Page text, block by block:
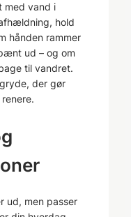
med vand i
hold
hånden rammer
ud – og om
til vandret.
der gør
ud, men passer